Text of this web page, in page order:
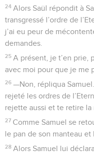
24 Alors Saül répondit à
transgressé l’ordre de
j’ai eu peur de
demandes.
25 A présent, je t’en prie,
avec moi pour que je me
26 —Non, répliqua
rejeté les ordres de
rejette aussi et te retire la
27 Comme Samuel se
le pan de son manteau et
28 Alors Samuel lui